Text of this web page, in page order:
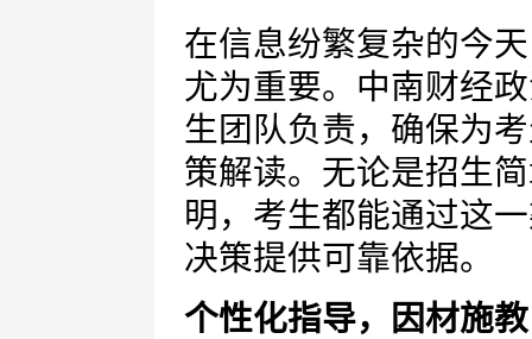
在信息纷繁复杂的今
尤为重要。中南财经
生团队负责，确保为
策解读。无论是招生
明，考生都能通过这
决策提供可靠依据。
个性化指导，因材施教